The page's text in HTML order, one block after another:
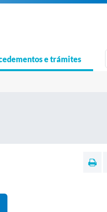
e trámites